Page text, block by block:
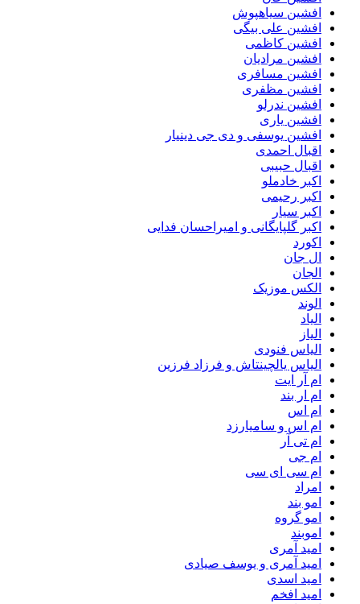
افشین سیاهپوش
افشین علی بیگی
افشین کاظمی
افشین مرادیان
افشین مسافری
افشین مظفری
افشین ندرلو
افشین یاری
افشین یوسفی و دی جی دینیار
اقبال احمدی
اقبال حبیبی
اکبر خادملو
اکبر رحیمی
اکبر سیار
اکبر گلپایگانی و امیراحسان فدایی
اکورد
ال جان
الجان
الکس موزیک
الوند
الیاد
الیاز
الیاس فنودی
الیاس یالچینتاش و فرزاد فرزین
ام آر ایت
ام‌ ار بند
ام اس
ام اس و سامیارزد
ام تی آر
ام جی
ام سی ای سی
امراد
امو بند
امو گروه
اموبند
امید آمری
امید آمری و یوسف صیادی
امید اسدی
امید افخم